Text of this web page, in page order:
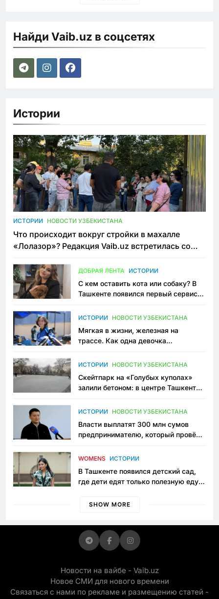
Найди Vaib.uz в соцсетях
Истории
ИСТОРИИ НОВОСТИ УЗБЕКИСТАНА
Что происходит вокруг стройки в махалле
«Лолазор»? Редакция Vaib.uz встретилась со
ДОБРАЯ ЛЕНТА ИСТОРИИ
С кем оставить кота или собаку? В
Ташкенте появился первый сервис
ИСТОРИИ НОВОСТИ УЗБЕКИСТАНА
Мягкая в жизни, железная на
трассе. Как одна девочка
Узбекистане
ИСТОРИИ НОВОСТИ УЗБЕКИСТАНА
Скейтпарк на «Голубых куполах»
залили бетоном: в центре Ташкента
пространство
ИСТОРИИ НОВОСТИ УЗБЕКИСТАНА
Власти выплатят 300 млн сумов
предпринимателю, который провёл
приговору
WOMENS ИСТОРИИ
В Ташкенте появился детский сад,
где дети едят только полезную еду.
просить «кашу без сахара»
SHOW MORE
Новости на вайбе - Vaib.uz
Новое СМИ для нового времени
Связаться с нами по рекламе и размещению статей -